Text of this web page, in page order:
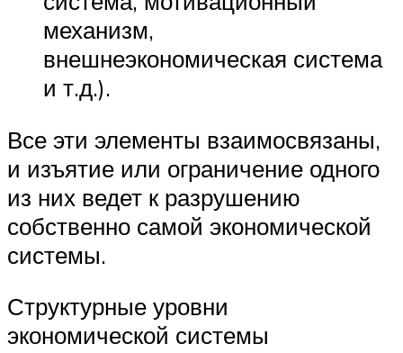
механизм,
внешнеэкономическая система
и т.д.).
Все эти элементы взаимосвязаны,
и изъятие или ограничение одного
из них ведет к разрушению
собственно самой экономической
системы.
Структурные уровни
экономической системы